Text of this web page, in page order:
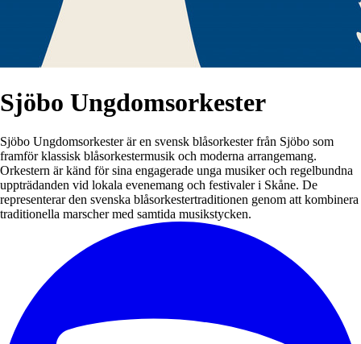
Sjöbo Ungdomsorkester
Sjöbo Ungdomsorkester är en svensk blåsorkester från Sjöbo som
framför klassisk blåsorkestermusik och moderna arrangemang.
Orkestern är känd för sina engagerade unga musiker och regelbundna
uppträdanden vid lokala evenemang och festivaler i Skåne. De
representerar den svenska blåsorkestertraditionen genom att kombinera
traditionella marscher med samtida musikstycken.